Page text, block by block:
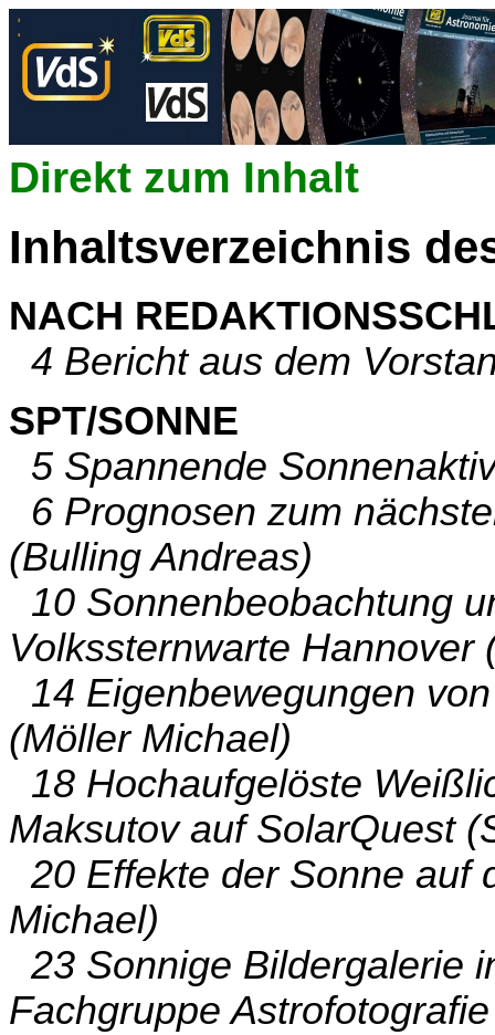
Direkt zum Inhalt
Inhaltsverzeichnis
NACH
4 Bericht aus dem
SPT/SONNE
5 Spannende
6 Prognosen zum
(Bulling Andreas)
10 Sonnenbeobachtung
Volkssternwarte Hannover
14 Eigenbewegungen
(Möller Michael)
18 Hochaufgelöste
Maksutov auf SolarQuest
20 Effekte der Sonne auf
Michael)
23 Sonnige Bildergalerie
Fachgruppe